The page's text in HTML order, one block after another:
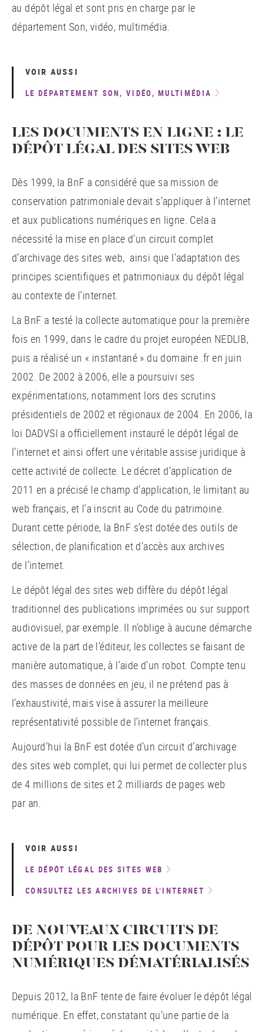
au dépôt légal et sont pris en charge par le
département Son, vidéo, multimédia.
VOIR AUSSI
LE DÉPARTEMENT SON, VIDÉO, MULTIMÉDIA
LES DOCUMENTS EN LIGNE : LE
DÉPÔT LÉGAL DES SITES WEB
Dès 1999, la BnF a considéré que sa mission de
conservation patrimoniale devait s’appliquer à l’internet
et aux publications numériques en ligne. Cela a
nécessité la mise en place d’un circuit complet
d’archivage des sites web, ainsi que l’adaptation des
principes scientifiques et patrimoniaux du dépôt légal
au contexte de l’internet.
La BnF a testé la collecte automatique pour la première
fois en 1999, dans le cadre du projet européen NEDLIB,
puis a réalisé un « instantané » du domaine .fr en juin
2002. De 2002 à 2006, elle a poursuivi ses
expérimentations, notamment lors des scrutins
présidentiels de 2002 et régionaux de 2004. En 2006, la
loi DADVSI a officiellement instauré le dépôt légal de
l’internet et ainsi offert une véritable assise juridique à
cette activité de collecte. Le décret d’application de
2011 en a précisé le champ d’application, le limitant au
web français, et l’a inscrit au Code du patrimoine.
Durant cette période, la BnF s’est dotée des outils de
sélection, de planification et d’accès aux archives
de l’internet.
Le dépôt légal des sites web diffère du dépôt légal
traditionnel des publications imprimées ou sur support
audiovisuel, par exemple. Il n’oblige à aucune démarche
active de la part de l’éditeur, les collectes se faisant de
manière automatique, à l’aide d’un robot. Compte tenu
des masses de données en jeu, il ne prétend pas à
l’exhaustivité, mais vise à assurer la meilleure
représentativité possible de l’internet français.
Aujourd’hui la BnF est dotée d’un circuit d’archivage
des sites web complet, qui lui permet de collecter plus
de 4 millions de sites et 2 milliards de pages web
par an.
VOIR AUSSI
LE DÉPÔT LÉGAL DES SITES WEB
CONSULTEZ LES ARCHIVES DE L’INTERNET
DE NOUVEAUX CIRCUITS DE
DÉPÔT POUR LES DOCUMENTS
NUMÉRIQUES DÉMATÉRIALISÉS
Depuis 2012, la BnF tente de faire évoluer le dépôt légal
numérique. En effet, constatant qu’une partie de la